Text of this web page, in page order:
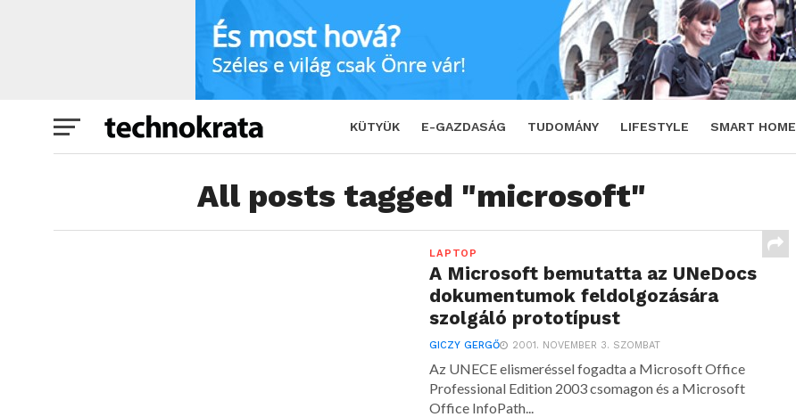
KÜTYÜK E-GAZDASÁG TUDOMÁNY LIFESTYLE SMART HOME
All posts tagged "microsoft"
LAPTOP
A Microsoft bemutatta az UNeDocs
dokumentumok feldolgozására
szolgáló prototípust
GICZY GERGŐ 2001. NOVEMBER 3. SZOMBAT
Az UNECE elismeréssel fogadta a Microsoft Office
Professional Edition 2003 csomagon és a Microsoft
Office InfoPath...